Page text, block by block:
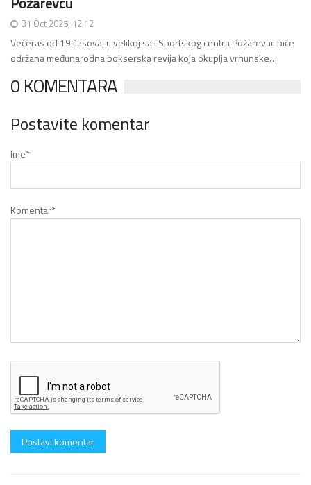
31 Oct 2025, 12:12
Večeras od 19 časova, u velikoj sali Sportskog centra Požarevac biće
održana međunarodna bokserska revija koja okuplja vrhunske…
0 KOMENTARA
Postavite komentar
Ime*
Komentar*